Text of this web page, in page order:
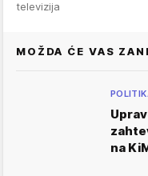
televizija
MOŽDA ĆE VAS
na